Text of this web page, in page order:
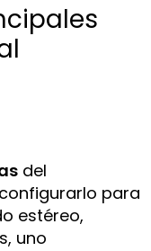
del
configurarlo para
estéreo,
uno